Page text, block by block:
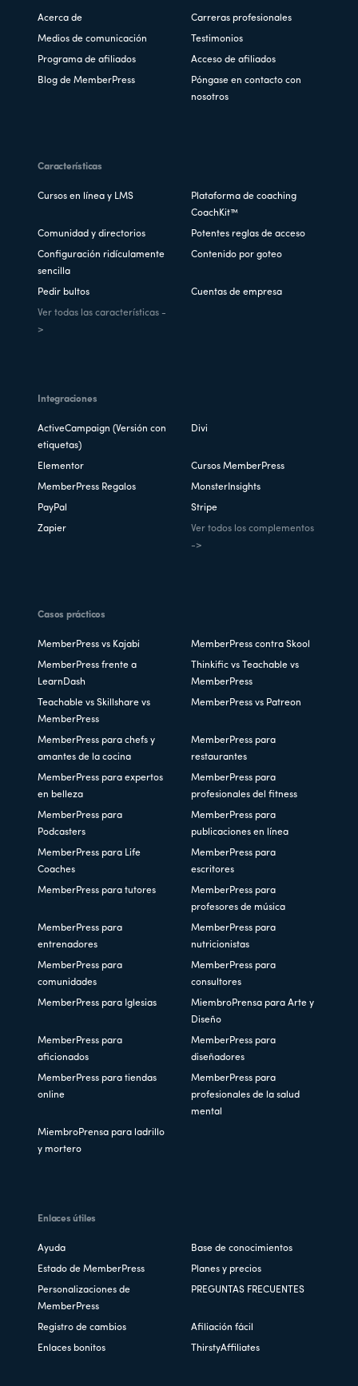
Acerca de Carreras profesionales
Medios de comunicación Testimonios
Programa de afiliados Acceso de afiliados
Blog de MemberPress
Póngase en contacto con
nosotros
Características
Cursos en línea y LMS
Plataforma de coaching
CoachKit™
Comunidad y directorios Potentes reglas de acceso
Configuración ridículamente
sencilla
Contenido por goteo
Pedir bultos Cuentas de empresa
Ver todas las características -
>
Integraciones
ActiveCampaign (Versión con
etiquetas)
Divi
Elementor Cursos MemberPress
MemberPress Regalos MonsterInsights
PayPal Stripe
Zapier
Ver todos los complementos
->
Casos prácticos
MemberPress vs Kajabi MemberPress contra Skool
MemberPress frente a
LearnDash
Thinkific vs Teachable vs
MemberPress
Teachable vs Skillshare vs
MemberPress
MemberPress vs Patreon
MemberPress para chefs y
amantes de la cocina
MemberPress para
restaurantes
MemberPress para expertos
en belleza
MemberPress para
profesionales del fitness
MemberPress para
Podcasters
MemberPress para
publicaciones en línea
MemberPress para Life
Coaches
MemberPress para
escritores
MemberPress para tutores
MemberPress para
profesores de música
MemberPress para
entrenadores
MemberPress para
nutricionistas
MemberPress para
comunidades
MemberPress para
consultores
MemberPress para Iglesias
MiembroPrensa para Arte y
Diseño
MemberPress para
aficionados
MemberPress para
diseñadores
MemberPress para tiendas
online
MemberPress para
profesionales de la salud
mental
MiembroPrensa para ladrillo
y mortero
Enlaces útiles
Ayuda Base de conocimientos
Estado de MemberPress Planes y precios
Personalizaciones de
MemberPress
PREGUNTAS FRECUENTES
Registro de cambios Afiliación fácil
Enlaces bonitos ThirstyAffiliates